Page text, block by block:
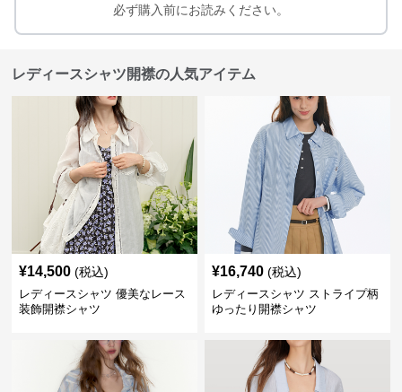
必ず購入前にお読みください。
レディースシャツ開襟の人気アイテム
¥14,500 (税込)
レディースシャツ 優美なレース
装飾開襟シャツ
¥16,740 (税込)
レディースシャツ ストライプ柄
ゆったり開襟シャツ